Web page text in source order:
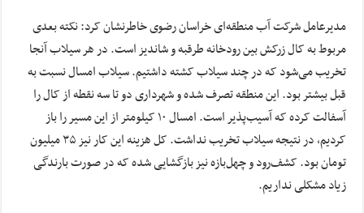
مدیرعامل شرکت آب منطقه‌ای خراسان رضوی خاطرنشان کرد: نکته بعدی
مربوط به کال زرکش بین رودخانه طرقبه و شاندیز است. در هر سیلاب آنجا
تخریب می‌شود که در چند سیلاب کشته داشتیم. سیلاب امسال نسبت به
قبل بیشتر بود. این منطقه تصرف شده و شهرداری دو تا سه نقطه از کال را
آسفالت کرده که آسیب‌پذیر است. امسال ۱۰ کیلومتر از این مسیر را باز
کردیم، در نتیجه سیلاب تخریب نداشت. کل هزینه این کار نیز ۳۵ میلیون
تومان بود. کشف‌رود و چهل‌بازه نیز بازگشایی شده که در صورت بارندگی
زیاد مشکلی نداریم.